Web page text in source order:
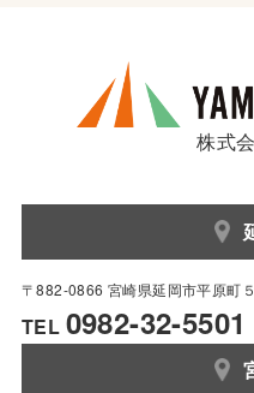
株式
〒882-0866 宮崎県延岡市平原町
TEL 0982-32-5501